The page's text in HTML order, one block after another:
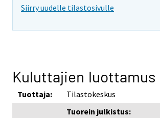
Siirry uudelle tilastosivulle
Kuluttajien luottamus
Tuottaja: Tilastokeskus
Tuorein julkistus: